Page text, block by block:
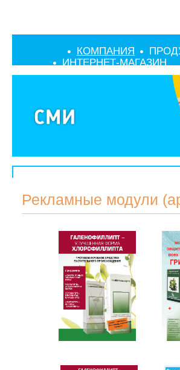
КОМПАНИЯ
ИНТЕРНЕТ-МАГАЗИН
Рекламные модули